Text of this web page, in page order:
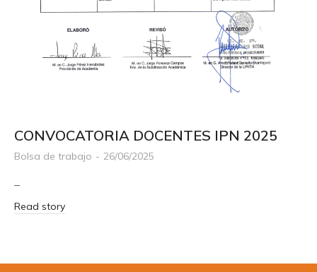
CONVOCATORIA DOCENTES IPN 2025
Bolsa de trabajo 26/06/2025
–
Read story